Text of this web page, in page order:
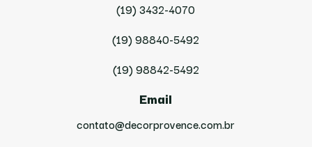
(19) 3432-4070
(19) 98840-5492
(19) 98842-5492
Email
contato@decorprovence.com.br